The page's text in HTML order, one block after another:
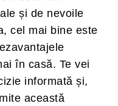
și de nevoile
cel mai bine este
în casă. Te vei
informată și,
această